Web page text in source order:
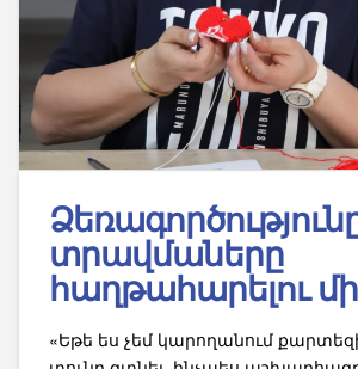
տրավմաները
հաղթահարելու
«Եթե ես չեմ կարողանում